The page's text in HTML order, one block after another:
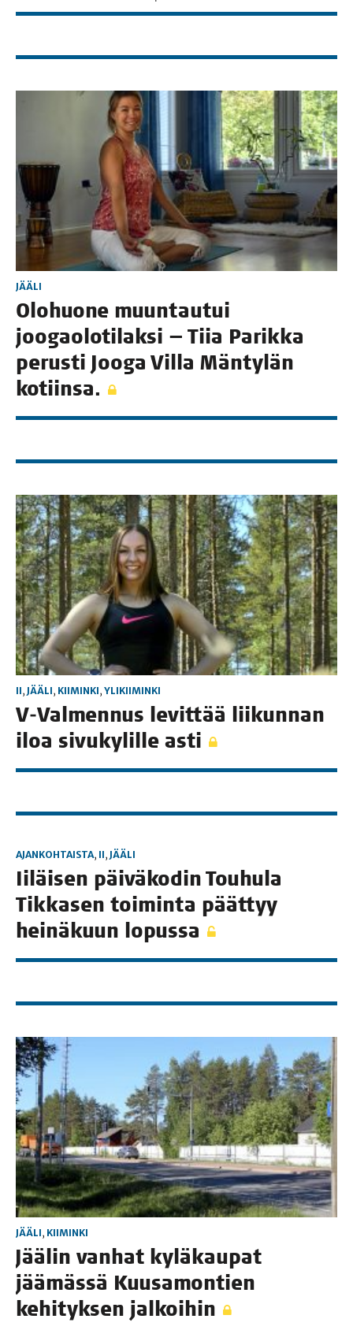
JÄÄLI
Olo­huo­ne muun­tau­tui
joo­gao­lo­ti­lak­si — Tiia Parik­ka
perus­ti Joo­ga Vil­la Män­ty­län
kotiinsa.
II, JÄÄLI, KIIMINKI, YLIKIIMINKI
V‑Valmennus levit­tää lii­kun­nan
iloa sivu­ky­lil­le asti
AJANKOHTAISTA, II, JÄÄLI
Iiläi­sen päi­vä­ko­din Tou­hu­la
Tik­ka­sen toi­min­ta päät­tyy
hei­nä­kuun lopussa
JÄÄLI, KIIMINKI
Jää­lin van­hat kylä­kau­pat
jää­mäs­sä Kuusa­mon­tien
kehi­tyk­sen jalkoihin